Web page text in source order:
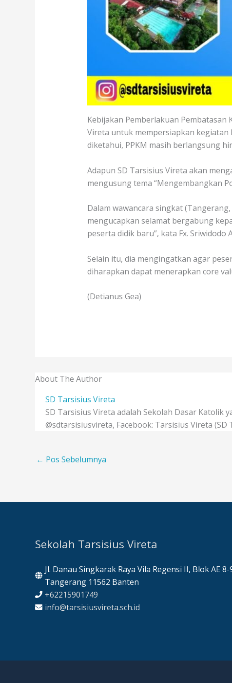
Kebijakan Pemberlakuan
Vireta untuk mempersiapkan kegiatan
diketahui, PPKM masih berlangsung
Adapun SD Tarsisius Vireta akan
mengusung tema “Mengembangkan
Dalam wawancara singkat
mengucapkan selamat bergabung
peserta didik baru”, kata Fx.
Selain itu, dia mengingatkan agar
diharapkan dapat menerapkan core
(Detianus Gea)
About The Author
SD Tarsisius Vireta
SD Tarsisius Vireta adalah Sekolah Dasar Katolik
@sdtarsisiusvireta, Facebook: Tarsisius Vireta
← Pos Sebelumnya
Sekolah Tarsisius Vireta
Jl. Danau Singkarak Raya Vila Regensi II, Blok AE
Tangerang 11562 Banten
+62215901749
info@tarsisiusvireta.sch.id